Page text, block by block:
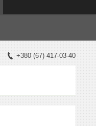
+380 (67) 417-03-40